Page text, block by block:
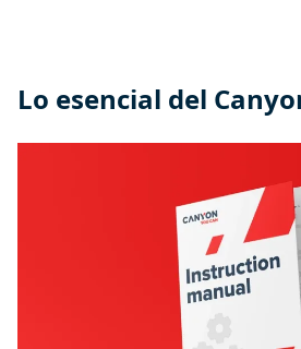
Lo esencial del